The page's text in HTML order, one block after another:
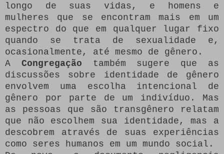
longo de suas vidas, e homens e
mulheres que se encontram mais em um
espectro do que em qualquer lugar fixo
quando se trata de sexualidade e,
ocasionalmente, até mesmo de gênero.
A Congregação também sugere que as
discussões sobre identidade de gênero
envolvem uma escolha intencional de
gênero por parte de um indivíduo. Mas
as pessoas que são transgênero relatam
que não escolhem sua identidade, mas a
descobrem através de suas experiências
como seres humanos em um mundo social.